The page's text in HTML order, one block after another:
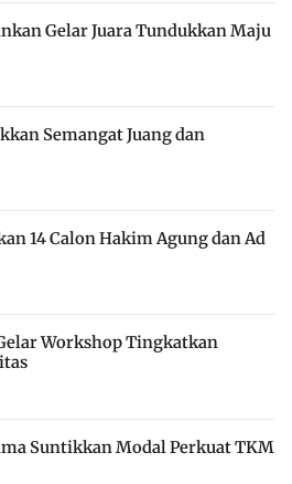
Gelar Juara Tundukkan Maju
Semangat Juang dan
14 Calon Hakim Agung dan Ad
Workshop Tingkatkan
Suntikkan Modal Perkuat TKM